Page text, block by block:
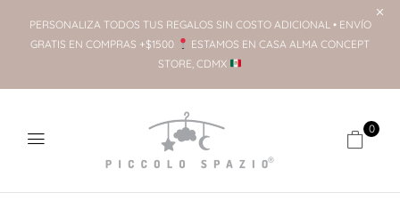
PERSONALIZA TODOS TUS REGALOS SIN COSTO ADICIONAL • ENVÍO
GRATIS EN COMPRAS +$1500
ESTAMOS EN CASA ALMA CONCEPT
STORE, CDMX
0